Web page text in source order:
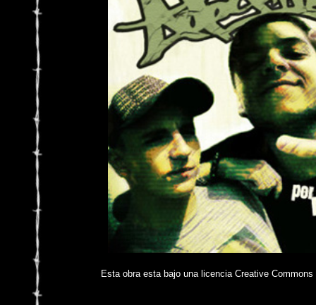
Esta obra esta bajo una licencia Creative Commons